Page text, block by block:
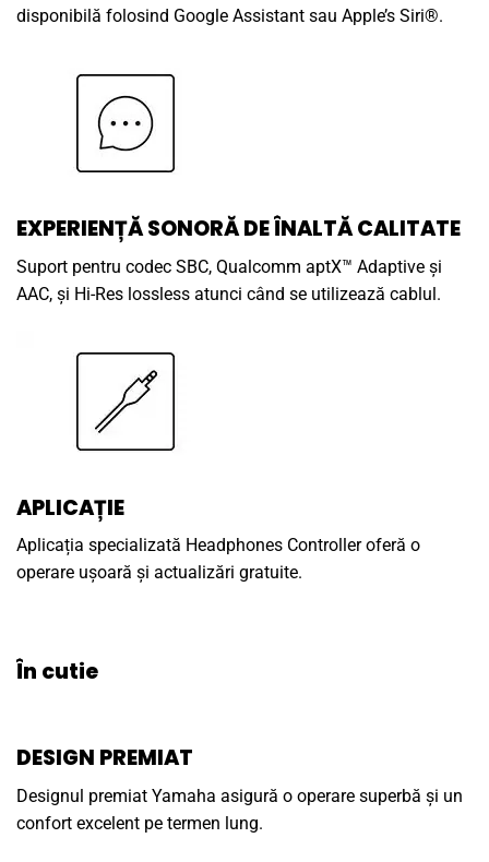
disponibilă folosind Google Assistant sau Apple’s Siri®.
EXPERIENȚĂ SONORĂ DE ÎNALTĂ CALITATE
Suport pentru codec SBC, Qualcomm aptX™ Adaptive și
AAC, și Hi-Res lossless atunci când se utilizează cablul.
APLICAȚIE
Aplicația specializată Headphones Controller oferă o
operare ușoară și actualizări gratuite.
În cutie
DESIGN PREMIAT
Designul premiat Yamaha asigură o operare superbă și un
confort excelent pe termen lung.